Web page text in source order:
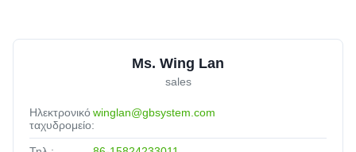
Ms. Wing Lan
sales
Ηλεκτρονικό
ταχυδρομείο:
winglan@gbsystem.com